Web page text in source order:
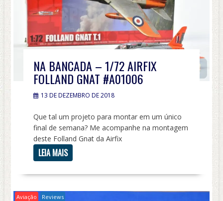
NA BANCADA – 1/72 AIRFIX
FOLLAND GNAT #A01006
13 DE DEZEMBRO DE 2018
Que tal um projeto para montar em um único
final de semana? Me acompanhe na montagem
deste Folland Gnat da Airfix
LEIA MAIS
Aviação Reviews